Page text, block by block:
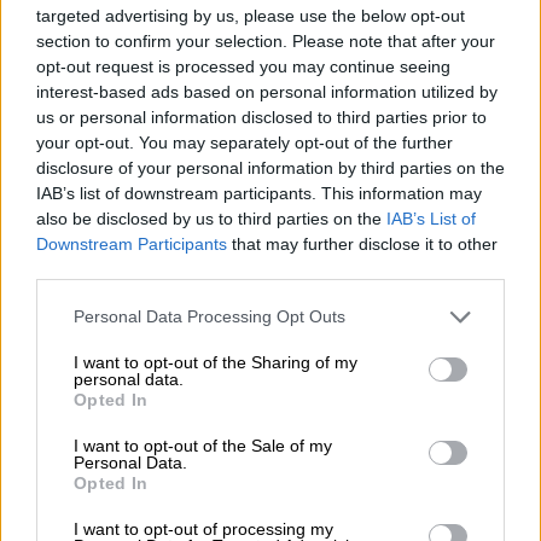
targeted advertising by us, please use the below opt-out
section to confirm your selection. Please note that after your
opt-out request is processed you may continue seeing
interest-based ads based on personal information utilized by
us or personal information disclosed to third parties prior to
your opt-out. You may separately opt-out of the further
disclosure of your personal information by third parties on the
IAB’s list of downstream participants. This information may
also be disclosed by us to third parties on the IAB’s List of
Downstream Participants that may further disclose it to other
Personal Data Processing Opt Outs
I want to opt-out of the Sharing of my
personal data.
Opted In
I want to opt-out of the Sale of my
Personal Data.
Opted In
I want to opt-out of processing my
Por Juan Manuel Beltrán
El Conflicto de Oriente Medio:
Un Nuevo Orden Autoritario
en Construcción
Por Álvaro Frutos Rosado y Gabinete
Geopolítica de Crisis
Reconquista leonesa
Clara Campoamor: Mi sueño,
mi pesadilla
María Pérez Herrero